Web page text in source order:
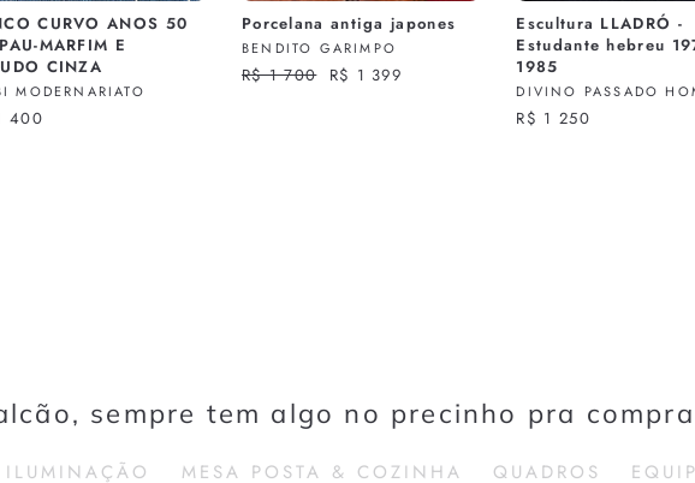
CURVO ANOS 50
MARFIM E
CINZA
MODERNARIATO
400
Porcelana antiga japones
BENDITO GARIMPO
Preço
R$ 1 700
Preço
R$ 1 399
Escultura LLADRÓ -
Estudante hebreu
1985
DIVINO PASSADO
R$ 1 250
sempre tem algo no precinho pra
ILUMINAÇÃO MESA POSTA & COZINHA QUADROS